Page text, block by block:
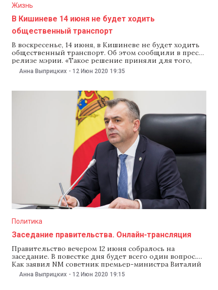
Жизнь
В Кишиневе 14 июня не будет ходить
общественный транспорт
В воскресенье, 14 июня, в Кишиневе не будет ходить
общественный транспорт. Об этом сообщили в пресс-
релизе мэрии. «Такое решение приняли для того,
чтобы предотвращения распространения
коронавирусной инфекции в Кишиневе», — говорится
возобновит работу в понедельник, 15 июня. Отметим,
за последние сутки в Кишиневе подтвердили 124
Анна Выприцких - 12 Июн 2020 19:35
Политика
Заседание правительства. Онлайн-трансляция
Правительство вечером 12 июня собралось на
заседание. В повестке дня будет всего один вопрос.
Как заявил NM советник премьер-министра Виталий
Драганча «правительство готовит маневр, который
позволит на определенном этапе снизить риски
Анна Выприцких - 12 Июн 2020 19:15